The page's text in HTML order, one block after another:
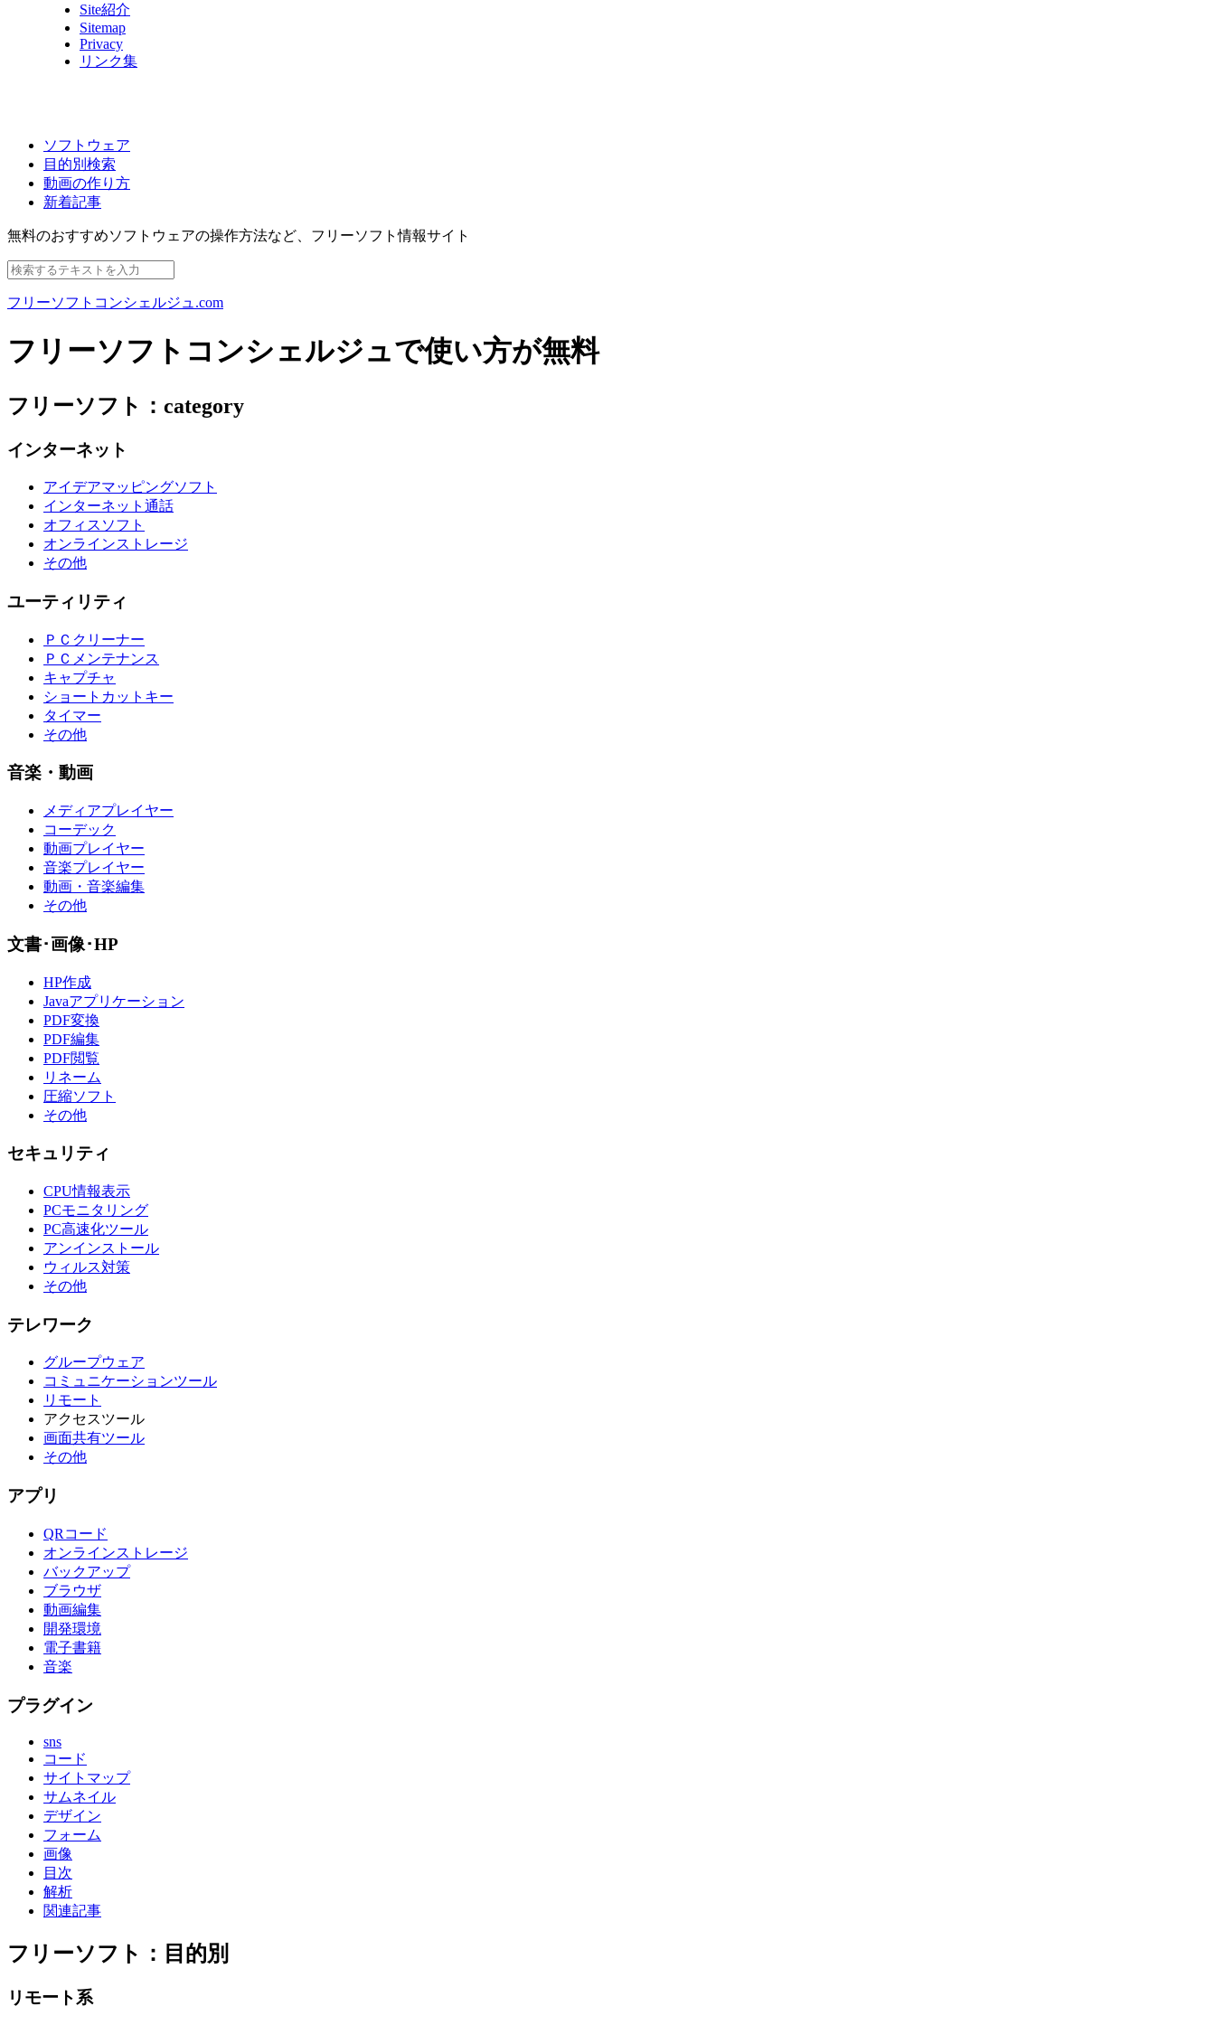
Site紹介
Sitemap
Privacy
リンク集
ソフトウェア
目的別検索
動画の作り方
新着記事
無料のおすすめソフトウェアの操作方法など、 フリーソフト情報サイト
フリーソフトコンシェルジュ.com
フリーソフトコンシェルジュで使い方が無料
フリーソフト：category
インターネット
アイデアマッピングソフト
インターネット通話
オフィスソフト
オンラインストレージ
その他
ユーティリティ
ＰＣクリーナー
ＰＣメンテナンス
キャプチャ
ショートカットキー
タイマー
その他
音楽・動画
メディアプレイヤー
コーデック
動画プレイヤー
音楽プレイヤー
動画・音楽編集
その他
文書･画像･HP
HP作成
Javaアプリケーション
PDF変換
PDF編集
PDF閲覧
リネーム
圧縮ソフト
その他
セキュリティ
CPU情報表示
PCモニタリング
PC高速化ツール
アンインストール
ウィルス対策
その他
テレワーク
グループウェア
コミュニケーションツール
リモート
アクセスツール
画面共有ツール
その他
アプリ
QRコード
オンラインストレージ
バックアップ
ブラウザ
動画編集
開発環境
電子書籍
音楽
プラグイン
sns
コード
サイトマップ
サムネイル
デザイン
フォーム
画像
目次
解析
関連記事
フリーソフト：目的別
リモート系